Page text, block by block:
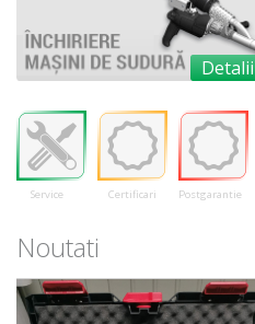
Detalii
Service Certificari Postgarantie
Noutati